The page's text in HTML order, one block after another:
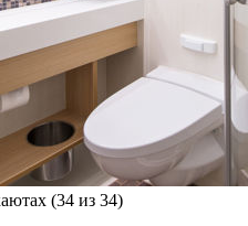
(34 из 34)